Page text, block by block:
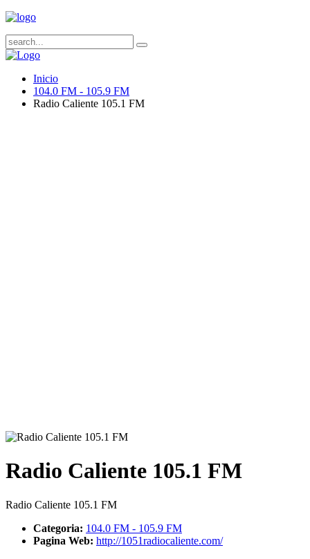
Inicio
104.0 FM - 105.9 FM
Radio Caliente 105.1 FM
Radio Caliente 105.1 FM
Radio Caliente 105.1 FM
Categoria: 104.0 FM - 105.9 FM
Pagina Web: http://1051radiocaliente.com/